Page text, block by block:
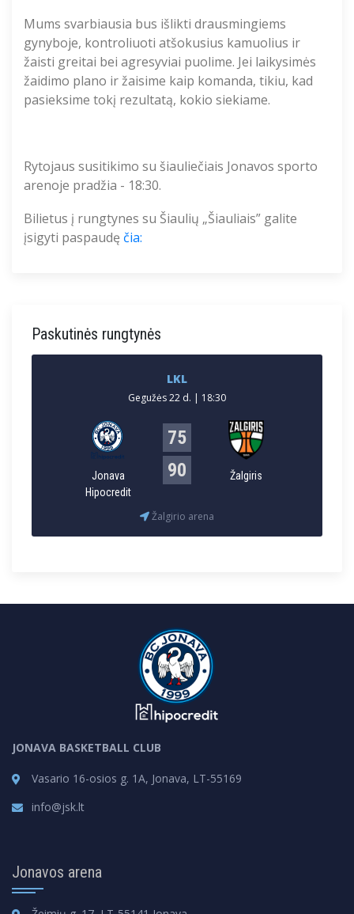
Mums svarbiausia bus išlikti drausmingiems
gynyboje, kontroliuoti atšokusius kamuolius ir
žaisti greitai bei agresyviai puolime. Jei laikysimės
žaidimo plano ir žaisime kaip komanda, tikiu, kad
pasieksime tokį rezultatą, kokio siekiame.
Rytojaus susitikimo su šiauliečiais Jonavos sporto
arenoje pradžia - 18:30.
Bilietus į rungtynes su Šiaulių „Šiauliais” galite
įsigyti paspaudę čia:
Paskutinės rungtynės
LKL
Gegužės 22 d. | 18:30
Jonava
Hipocredit
75
90
Žalgiris
Žalgirio arena
JONAVA BASKETBALL CLUB
Vasario 16-osios g. 1A, Jonava, LT-55169
info@jsk.lt
Jonavos arena